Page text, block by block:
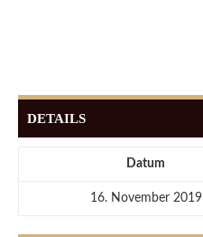
DETAILS
Datum
16. November 2019